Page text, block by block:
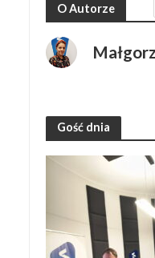
O Autorze
Gość dnia